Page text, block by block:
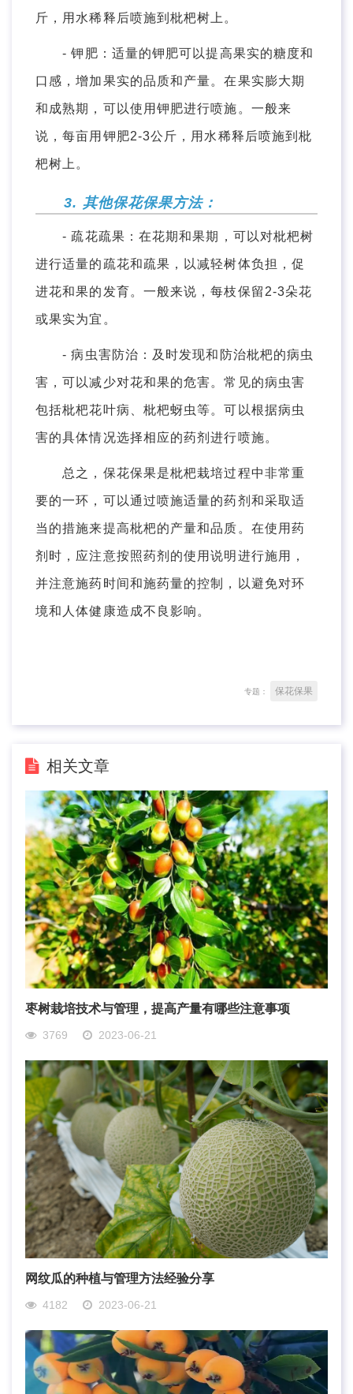
斤，用水稀释后喷施到枇杷树上。
- 钾肥：适量的钾肥可以提高果实的糖度和
口感，增加果实的品质和产量。在果实膨大期
和成熟期，可以使用钾肥进行喷施。一般来
说，每亩用钾肥2-3公斤，用水稀释后喷施到枇
杷树上。
3. 其他保花保果方法：
- 疏花疏果：在花期和果期，可以对枇杷树
进行适量的疏花和疏果，以减轻树体负担，促
进花和果的发育。一般来说，每枝保留2-3朵花
或果实为宜。
- 病虫害防治：及时发现和防治枇杷的病虫
害，可以减少对花和果的危害。常见的病虫害
包括枇杷花叶病、枇杷蚜虫等。可以根据病虫
害的具体情况选择相应的药剂进行喷施。
总之，保花保果是枇杷栽培过程中非常重
要的一环，可以通过喷施适量的药剂和采取适
当的措施来提高枇杷的产量和品质。在使用药
剂时，应注意按照药剂的使用说明进行施用，
并注意施药时间和施药量的控制，以避免对环
境和人体健康造成不良影响。
专题： 保花保果
相关文章
枣树栽培技术与管理，提高产量有哪些注意事项
3769 2023-06-21
网纹瓜的种植与管理方法经验分享
4182 2023-06-21